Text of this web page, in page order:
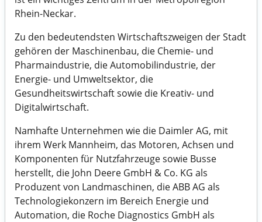
Rhein-Neckar.
Zu den bedeutendsten Wirtschaftszweigen der Stadt
gehören der Maschinenbau, die Chemie- und
Pharmaindustrie, die Automobilindustrie, der
Energie- und Umweltsektor, die
Gesundheitswirtschaft sowie die Kreativ- und
Digitalwirtschaft.
Namhafte Unternehmen wie die Daimler AG, mit
ihrem Werk Mannheim, das Motoren, Achsen und
Komponenten für Nutzfahrzeuge sowie Busse
herstellt, die John Deere GmbH & Co. KG als
Produzent von Landmaschinen, die ABB AG als
Technologiekonzern im Bereich Energie und
Automation, die Roche Diagnostics GmbH als